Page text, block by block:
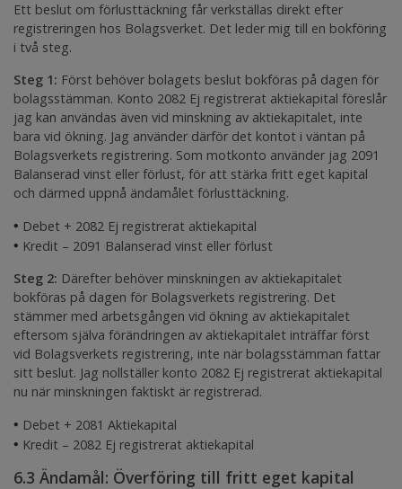
Ett beslut om förlusttäckning får verkställas direkt efter
registreringen hos Bolagsverket. Det leder mig till en bokföring
i två steg.
Steg 1: Först behöver bolagets beslut bokföras på dagen för
bolagsstämman. Konto 2082 Ej registrerat aktiekapital föreslår
jag kan användas även vid minskning av aktiekapitalet, inte
bara vid ökning. Jag använder därför det kontot i väntan på
Bolagsverkets registrering. Som motkonto använder jag 2091
Balanserad vinst eller förlust, för att stärka fritt eget kapital
och därmed uppnå ändamålet förlusttäckning.
• Debet + 2082 Ej registrerat aktiekapital
• Kredit – 2091 Balanserad vinst eller förlust
Steg 2: Därefter behöver minskningen av aktiekapitalet
bokföras på dagen för Bolagsverkets registrering. Det
stämmer med arbetsgången vid ökning av aktiekapitalet
eftersom själva förändringen av aktiekapitalet inträffar först
vid Bolagsverkets registrering, inte när bolagsstämman fattar
sitt beslut. Jag nollställer konto 2082 Ej registrerat aktiekapital
nu när minskningen faktiskt är registrerad.
• Debet + 2081 Aktiekapital
• Kredit – 2082 Ej registrerat aktiekapital
6.3 Ändamål: Överföring till fritt eget kapital